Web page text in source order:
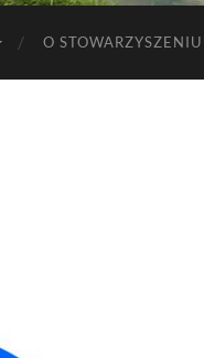
O STOWARZYSZENIU